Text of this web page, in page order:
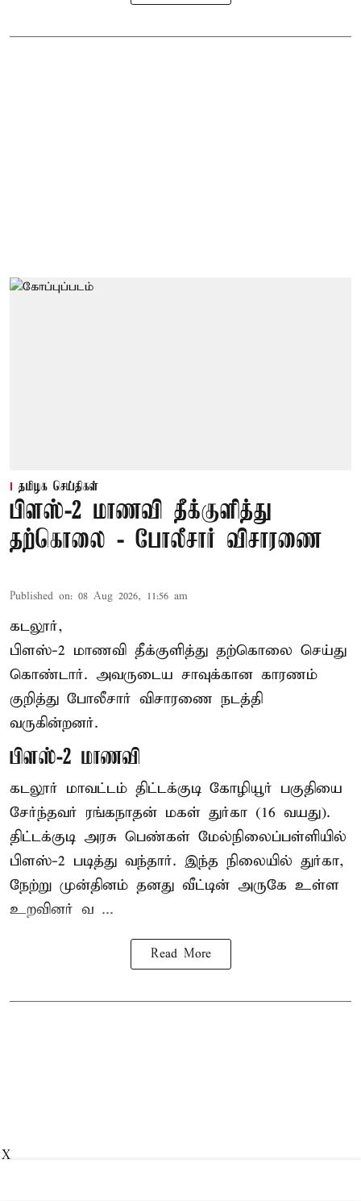
தமிழக செய்திகள்
பிளஸ்-2 மாணவி தீக்குளித்து
தற்கொலை - போலீசார் விசாரணை
Published on: 08 Aug 2026, 11:56 am
கடலூர்,
பிளஸ்-2 மாணவி தீக்குளித்து தற்கொலை செய்து
கொண்டார். அவருடைய சாவுக்கான காரணம்
குறித்து போலீசார் விசாரணை நடத்தி
வருகின்றனர்.
பிளஸ்-2 மாணவி
கடலூர் மாவட்டம் திட்டக்குடி கோழியூர் பகுதியை
சேர்ந்தவர் ரங்கநாதன் மகள் துர்கா (16 வயது).
திட்டக்குடி அரசு பெண்கள் மேல்நிலைப்பள்ளியில்
பிளஸ்-2 படித்து வந்தார். இந்த நிலையில் துர்கா,
நேற்று முன்தினம் தனது வீட்டின் அருகே உள்ள
உறவினர் வ ...
Read More
X